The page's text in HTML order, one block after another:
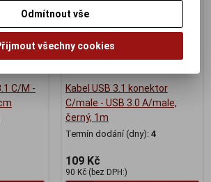
C/M -
Kabel USB 3.1 konektor
C/male - USB 3.0 A/male,
černý, 1m
Termín dodání (dny): 4
109 Kč
90 Kč (bez DPH:)
Odmítnout vše
všechny cookies